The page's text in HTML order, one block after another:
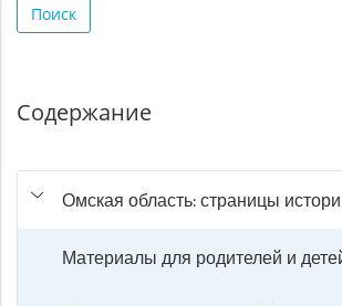
строку
для
Поиск
Содержание
Омская область: страницы
Материалы для родителей и